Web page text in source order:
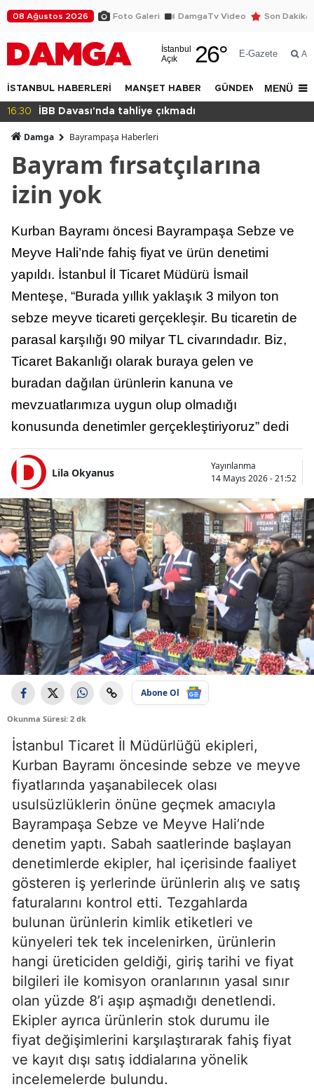
08 Ağustos 2026 Foto Galeri DamgaTv Video Son Dakika
İstanbul
Açık
26° E-Gazete Ara
İSTANBUL HABERLERİ MANŞET HABER GÜNDEM DÜNYA
MENÜ
14:32 Beylikdüzü Yakuplu'da daralan sokak tepkisi!
Damga Bayrampaşa Haberleri
Bayram fırsatçılarına
izin yok
Kurban Bayramı öncesi Bayrampaşa Sebze ve
Meyve Hali’nde fahiş fiyat ve ürün denetimi
yapıldı. İstanbul İl Ticaret Müdürü İsmail
Menteşe, “Burada yıllık yaklaşık 3 milyon ton
sebze meyve ticareti gerçekleşir. Bu ticaretin de
parasal karşılığı 90 milyar TL civarındadır. Biz,
Ticaret Bakanlığı olarak buraya gelen ve
buradan dağılan ürünlerin kanuna ve
mevzuatlarımıza uygun olup olmadığı
konusunda denetimler gerçekleştiriyoruz” dedi
Lila Okyanus
Yayınlanma
14 Mayıs 2026 - 21:52
Abone Ol
Okunma Süresi: 2 dk
İstanbul Ticaret İl Müdürlüğü ekipleri,
Kurban Bayramı öncesinde sebze ve meyve
fiyatlarında yaşanabilecek olası
usulsüzlüklerin önüne geçmek amacıyla
Bayrampaşa Sebze ve Meyve Hali’nde
denetim yaptı. Sabah saatlerinde başlayan
denetimlerde ekipler, hal içerisinde faaliyet
gösteren iş yerlerinde ürünlerin alış ve satış
faturalarını kontrol etti. Tezgahlarda
bulunan ürünlerin kimlik etiketleri ve
künyeleri tek tek incelenirken, ürünlerin
hangi üreticiden geldiği, giriş tarihi ve fiyat
bilgileri ile komisyon oranlarının yasal sınır
olan yüzde 8’i aşıp aşmadığı denetlendi.
Ekipler ayrıca ürünlerin stok durumu ile
fiyat değişimlerini karşılaştırarak fahiş fiyat
ve kayıt dışı satış iddialarına yönelik
incelemelerde bulundu.